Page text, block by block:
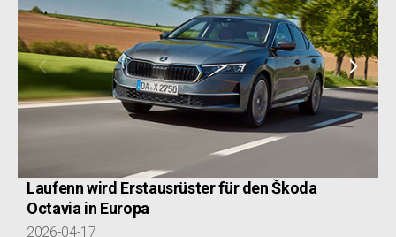
Laufenn wird Erstausrüster für den Škoda
Octavia in Europa
2026-04-17
prev
next